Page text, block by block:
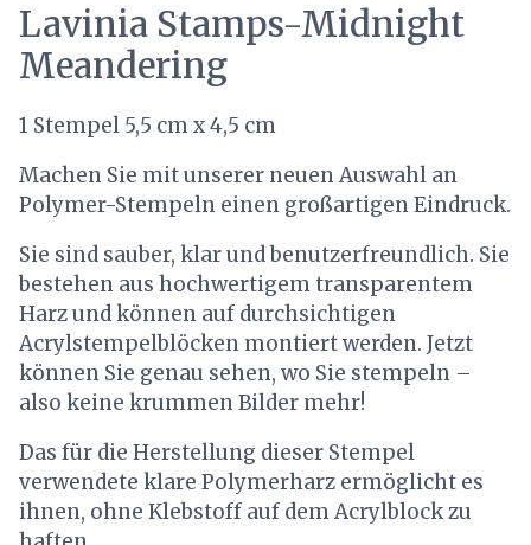
Lavinia Stamps-Midnight
Meandering
1 Stempel 5,5 cm x 4,5 cm
Machen Sie mit unserer neuen Auswahl an
Polymer-Stempeln einen großartigen Eindruck.
Sie sind sauber, klar und benutzerfreundlich. Sie
bestehen aus hochwertigem transparentem
Harz und können auf durchsichtigen
Acrylstempelblöcken montiert werden. Jetzt
können Sie genau sehen, wo Sie stempeln –
also keine krummen Bilder mehr!
Das für die Herstellung dieser Stempel
verwendete klare Polymerharz ermöglicht es
ihnen, ohne Klebstoff auf dem Acrylblock zu